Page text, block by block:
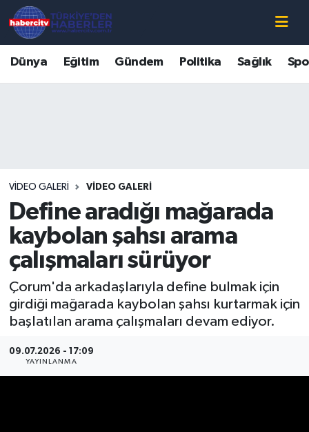
Dünya Eğitim Gündem Politika Sağlık
VIDEO GALERI VIDEO GALERI
Define aradığı mağarada
kaybolan şahsı arama
çalışmaları sürüyor
Çorum'da arkadaşlarıyla define bulmak için
girdiği mağarada kaybolan şahsı kurtarmak için
başlatılan arama çalışmaları devam ediyor.
09.07.2026 - 17:09
YAYINLANMA
Süper Lig Puan Durumu ve Fikstür
Tüm Manşetler
Son Dakika Haberleri
Haber Arşivi